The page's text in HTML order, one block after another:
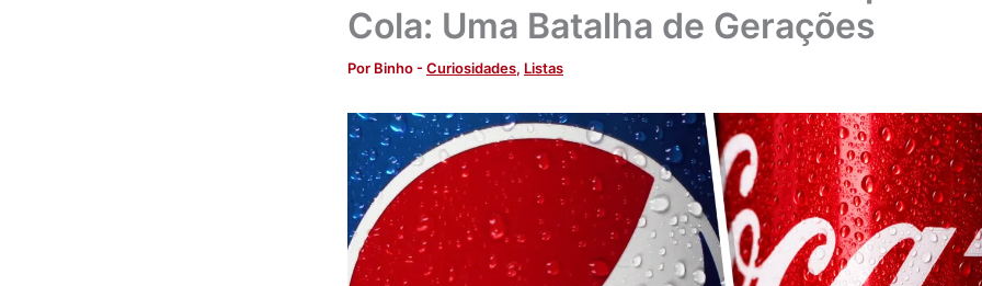
Cola: Uma Batalha de Gerações
Por Binho-Curiosidades, Listas